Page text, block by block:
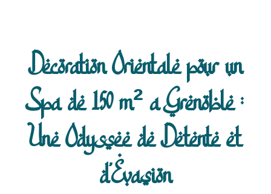
Decoration Orientale pour un
Spa de 150 m² a Grenoble :
Une Odyssee de Detente et
d'Evasion